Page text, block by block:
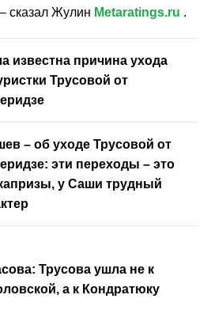
сказал Жулин Metaratings.ru .
известна причина ухода
Трусовой от
– об уходе Трусовой от
эти переходы – это
у Саши трудный
Трусова ушла не к
а к Кондратюку